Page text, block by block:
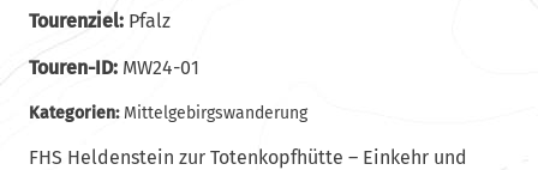
Tourenziel:Pfalz
Touren-ID:MW24-01
Kategorien: Mittelgebirgswanderung
FHS Heldenstein zur Totenkopfhütte – Einkehr und